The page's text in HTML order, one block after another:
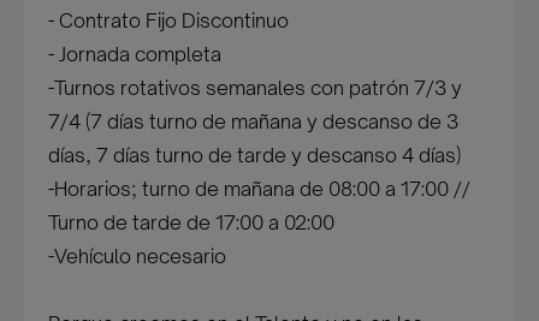
- Contrato Fijo Discontinuo
- Jornada completa
-Turnos rotativos semanales con patrón 7/3 y
7/4 (7 días turno de mañana y descanso de 3
días, 7 días turno de tarde y descanso 4 días)
-Horarios; turno de mañana de 08:00 a 17:00 //
Turno de tarde de 17:00 a 02:00
-Vehículo necesario